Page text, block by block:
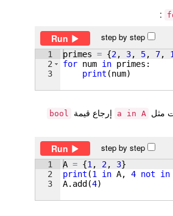
:
Run
step by step
1
2
3
primes = {2, 3, 5, 7,
for num in primes :
print (num)
مثل a in A إرجاع قيمة bool
Run
step by step
1
2
3
A = {1, 2, 3}
print (1 in A, 4 not in
A. add (4)